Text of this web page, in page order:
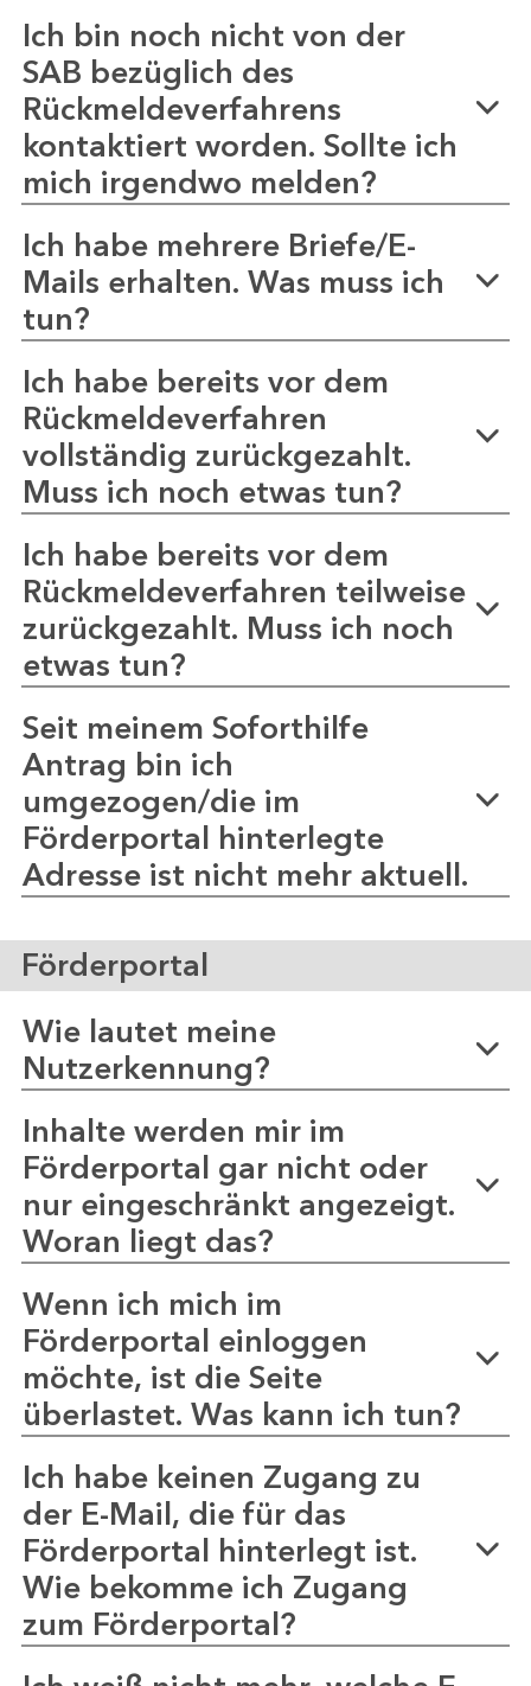
Ich bin noch nicht von der
SAB bezüglich des
Rückmeldeverfahrens
kontaktiert worden. Sollte ich
mich irgendwo melden?
Ich habe mehrere Briefe/E-
Mails erhalten. Was muss ich
tun?
Ich habe bereits vor dem
Rückmeldeverfahren
vollständig zurückgezahlt.
Muss ich noch etwas tun?
Ich habe bereits vor dem
Rückmeldeverfahren teilweise
zurückgezahlt. Muss ich noch
etwas tun?
Seit meinem Soforthilfe
Antrag bin ich
umgezogen/die im
Förderportal hinterlegte
Adresse ist nicht mehr aktuell.
Förderportal
Wie lautet meine
Nutzerkennung?
Inhalte werden mir im
Förderportal gar nicht oder
nur eingeschränkt angezeigt.
Woran liegt das?
Wenn ich mich im
Förderportal einloggen
möchte, ist die Seite
überlastet. Was kann ich tun?
Ich habe keinen Zugang zu
der E-Mail, die für das
Förderportal hinterlegt ist.
Wie bekomme ich Zugang
zum Förderportal?